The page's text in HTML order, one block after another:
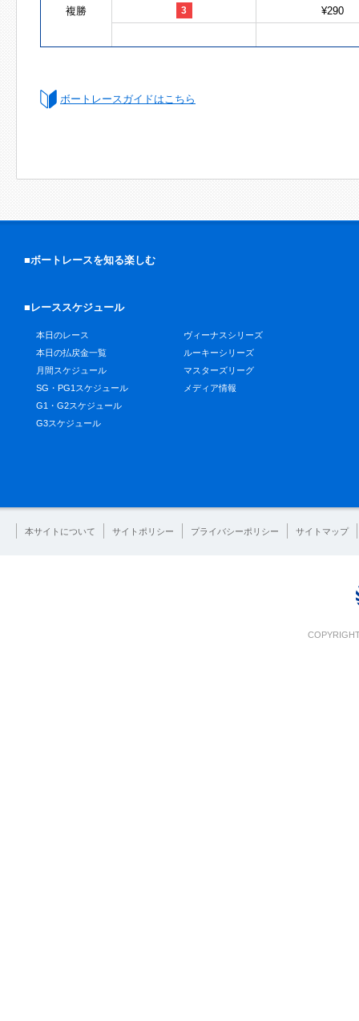
複勝 3 ¥290
ボートレースガイドはこちら
■ボートレースを知る楽しむ
■レーススケジュール
本日のレース
本日の払戻金一覧
月間スケジュール
SG・PG1スケジュール
G1・G2スケジュール
G3スケジュール
ヴィーナスシリーズ
ルーキーシリーズ
マスターズリーグ
メディア情報
本サイトについて サイトポリシー プライバシーポリシー サイトマップ